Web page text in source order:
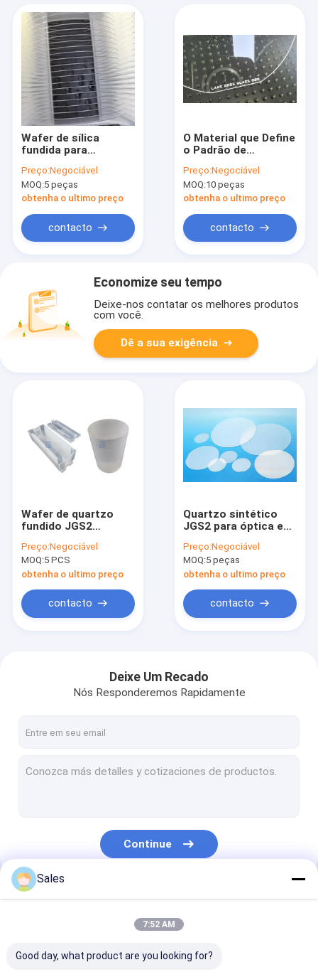
Sobre nós
Wafer de sílica
fundida para
semicondutores de
alta precisão
Preço:Negociável
MOQ:5 peças
obtenha o ultimo preço
contacto
O Material que Define
o Padrão de
de Sílica Fundida
para Aplicações de
Alto Desempenho
Preço:Negociável
MOQ:10 peças
obtenha o ultimo preço
contacto
Economize seu tempo
Deixe-nos contatar os melhores produtos
com você.
Dê a sua exigência
Wafer de quartzo
fundido JGS2
excelentes
propriedades ópticas
e térmicas
Preço:Negociável
MOQ:5 PCS
obtenha o ultimo preço
contacto
Quartzo sintético
JGS2 para óptica e
científicos
Preço:Negociável
MOQ:5 peças
obtenha o ultimo preço
contacto
Deixe Um Recado
Nós Responderemos Rapidamente
Continue
Nossas Categorias
Sales
7:52 AM
Good day, what product are you looking for?